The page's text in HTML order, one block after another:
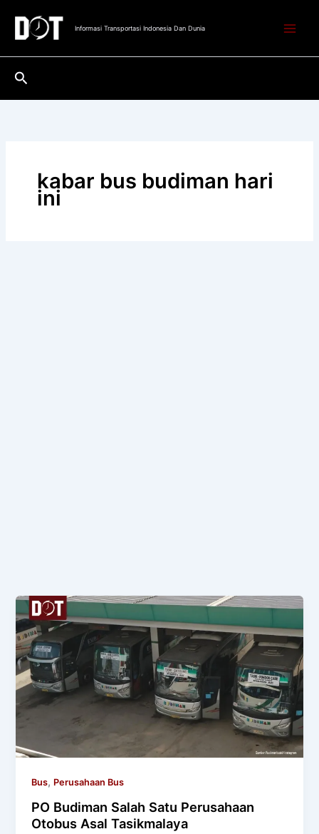
konten
Informasi Transportasi Indonesia Dan Dunia
Cari
kabar bus budiman hari
ini
Bus, Perusahaan Bus
PO Budiman Salah Satu Perusahaan
Otobus Asal Tasikmalaya